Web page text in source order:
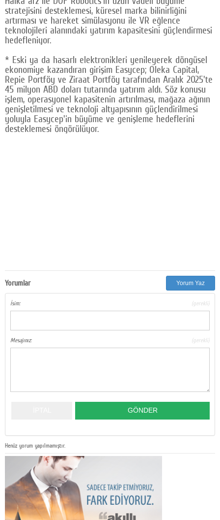
stratejisini desteklemesi, küresel marka bilinirliğini
artırması ve hareket simülasyonu ile VR eğlence
teknolojileri alanındaki yatırım kapasitesini güçlendirmesi
hedefleniyor.
* Eski ya da hasarlı elektronikleri yenileyerek döngüsel
ekonomiye kazandıran girişim Easycep; Oleka Capital,
Repie Portföy ve Ziraat Portföy tarafından Aralık 2025'te
45 milyon ABD doları tutarında yatırım aldı. Söz konusu
işlem, operasyonel kapasitenin artırılması, mağaza ağının
genişletilmesi ve teknoloji altyapısının güçlendirilmesi
yoluyla Easycep'in büyüme ve genişleme hedeflerini
desteklemesi öngörülüyor.
Yorumlar Yorum Yaz
İsim: (gerekli)
Mesajınız: (gerekli)
Henüz yorum yapılmamıştır.